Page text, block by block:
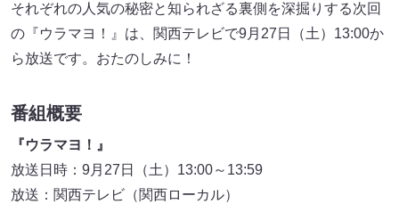
それぞれの人気の秘密と知られざる裏側を深掘りする次回
の『ウラマヨ！』は、関西テレビで9月27日（土）13:00か
ら放送です。おたのしみに！
番組概要
『ウラマヨ！』
放送日時：9月27日（土）13:00～13:59
放送：関西テレビ（関西ローカル）